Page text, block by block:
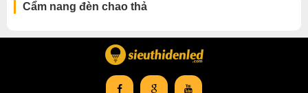
Cẩm nang đèn chao thả